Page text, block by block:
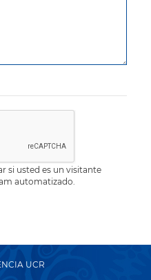
si usted es un visitante
automatizado.
UCR